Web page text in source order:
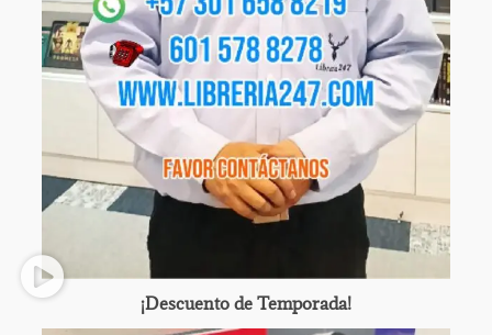
¡Descuento de Temporada!